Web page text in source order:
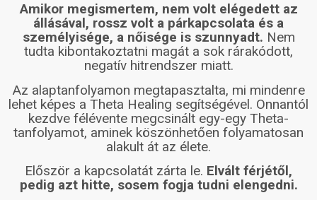
Amikor megismertem, nem volt elégedett az
állásával, rossz volt a párkapcsolata és a
személyisége, a nőisége is szunnyadt. Nem
tudta kibontakoztatni magát a sok rárakódott,
negatív hitrendszer miatt.
Az alaptanfolyamon megtapasztalta, mi mindenre
lehet képes a Theta Healing segítségével. Onnantól
kezdve félévente megcsinált egy-egy Theta-
tanfolyamot, aminek köszönhetően folyamatosan
alakult át az élete.
Először a kapcsolatát zárta le. Elvált férjétől,
pedig azt hitte, sosem fogja tudni elengedni.